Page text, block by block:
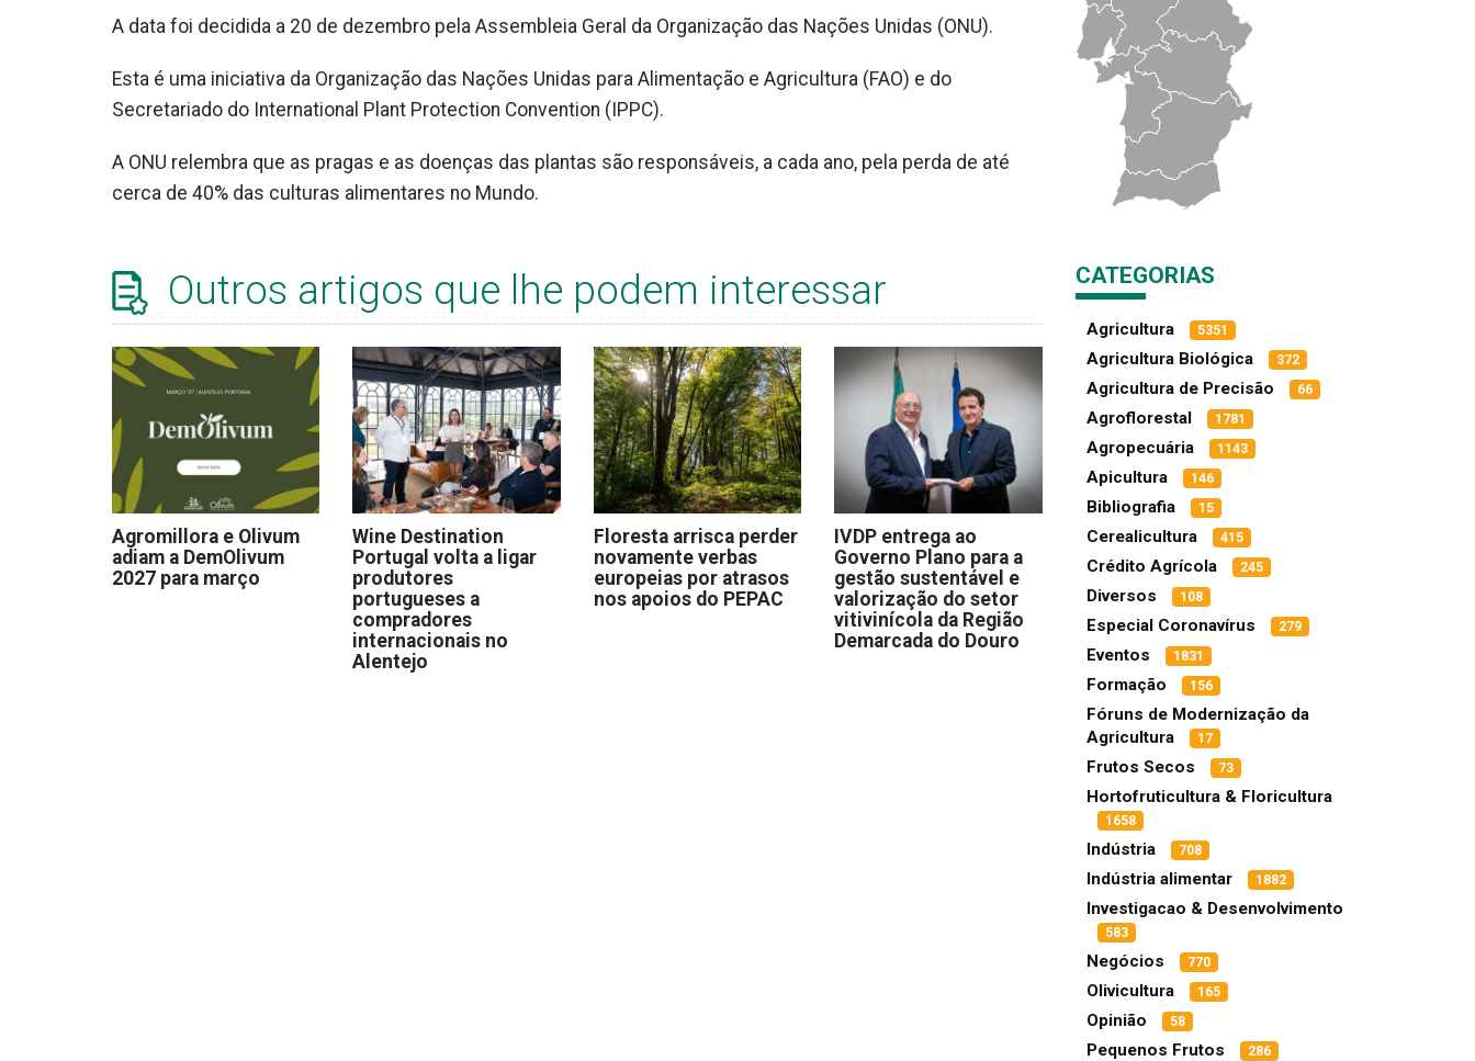
A data foi decidida a 20 de dezembro pela Assembleia Geral da Organização das Nações Unidas (ONU).
Esta é uma iniciativa da Organização das Nações Unidas para Alimentação e Agricultura (FAO) e do
Secretariado do International Plant Protection Convention (IPPC).
A ONU relembra que as pragas e as doenças das plantas são responsáveis, a cada ano, pela perda de até
cerca de 40% das culturas alimentares no Mundo.
Outros artigos que lhe podem interessar
Agromillora e Olivum
adiam a DemOlivum
2027 para março
Wine Destination
Portugal volta a ligar
produtores
portugueses a
compradores
internacionais no
Alentejo
Floresta arrisca perder
novamente verbas
europeias por atrasos
nos apoios do PEPAC
IVDP entrega ao
Governo Plano para a
gestão sustentável e
valorização do setor
vitivinícola da Região
Demarcada do Douro
CATEGORIAS
Agricultura 5351
Agricultura Biológica 372
Agricultura de Precisão 66
Agroflorestal 1781
Agropecuária 1143
Apicultura 146
Bibliografia 15
Cerealicultura 415
Crédito Agrícola 245
Diversos 108
Especial Coronavírus 279
Eventos 1831
Formação 156
Fóruns de Modernização da
Agricultura
17
Frutos Secos 73
Hortofruticultura & Floricultura
1658
Indústria 708
Indústria alimentar 1882
Investigacao & Desenvolvimento
583
Negócios 770
Olivicultura 165
Opinião 58
Pequenos Frutos 286